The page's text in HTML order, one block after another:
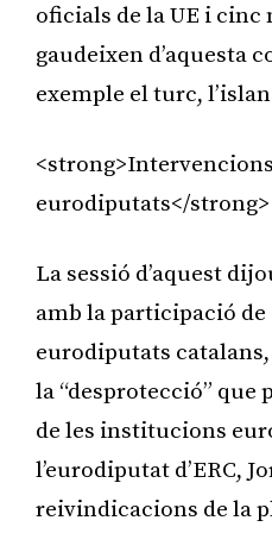
oficials de la UE i cinc
gaudeixen d’aquesta
exemple el turc,
eurodiputats</strong>
La sessió d’aquest
amb la participació de
eurodiputats
la “desprotecció” que
de les institucions
l’eurodiputat d’ERC,
reivindicacions de la